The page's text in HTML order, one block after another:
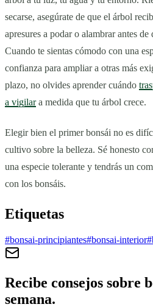
secarse, asegúrate de que el árbol
apresures a podar o alambrar antes de
Cuando te sientas cómodo con una
confianza para ampliar a otras más
plazo, no olvides aprender cuándo
a vigilara medida que tu árbol crece.
Elegir bien el primer bonsái no es
cultivo sobre la belleza. Sé honesto
una especie tolerante y tendrás un
con los bonsáis.
Etiquetas
#bonsai-principiantes#bonsai-interior#
Recibe consejos sobre
semana.